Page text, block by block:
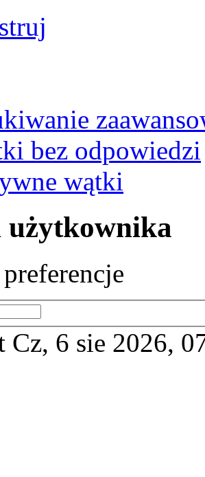
bez odpowiedzi
wątki
użytkownika
Cz, 6 sie 2026,